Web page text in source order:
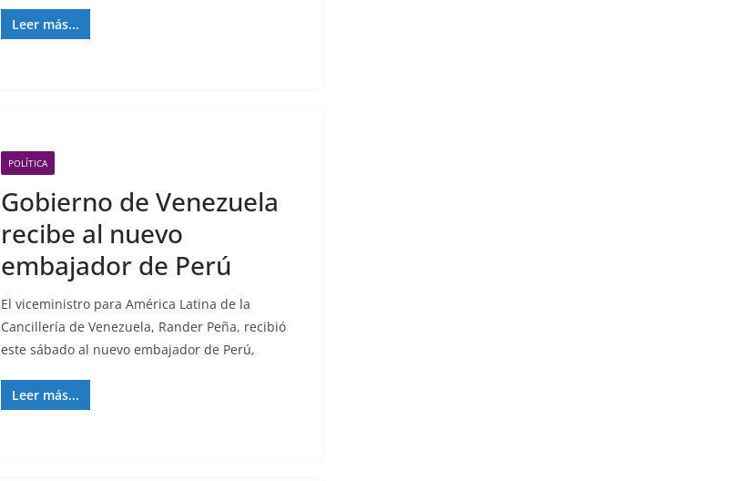
Leer más...
POLÍTICA
Gobierno de Venezuela
recibe al nuevo
embajador de Perú
El viceministro para América Latina de la
Cancillería de Venezuela, Rander Peña, recibió
este sábado al nuevo embajador de Perú,
Leer más...